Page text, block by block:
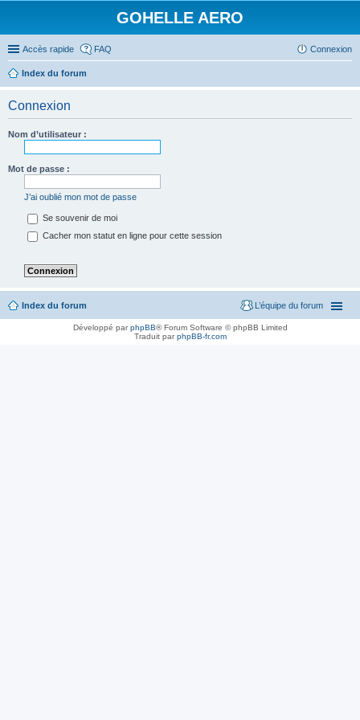
GOHELLE AERO
Accès rapide FAQ Connexion
Index du forum
Connexion
Nom d’utilisateur :
Mot de passe :
J’ai oublié mon mot de passe
Se souvenir de moi
Cacher mon statut en ligne pour cette session
Index du forum L’équipe du forum
Développé parphpBB® Forum Software © phpBB Limited
Traduit parphpBB-fr.com